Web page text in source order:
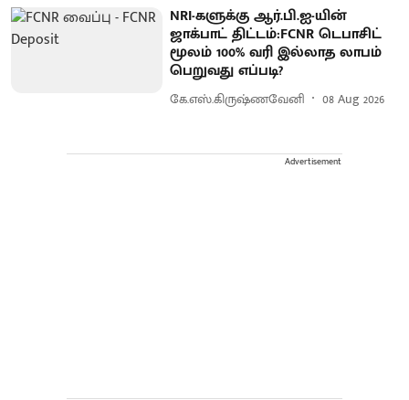
NRI-களுக்கு ஆர்.பி.ஐ-யின்
ஜாக்பாட் திட்டம்:FCNR டெபாசிட்
மூலம் 100% வரி இல்லாத லாபம்
பெறுவது எப்படி?
கே.எஸ்.கிருஷ்ணவேனி 08 Aug 2026
Advertisement